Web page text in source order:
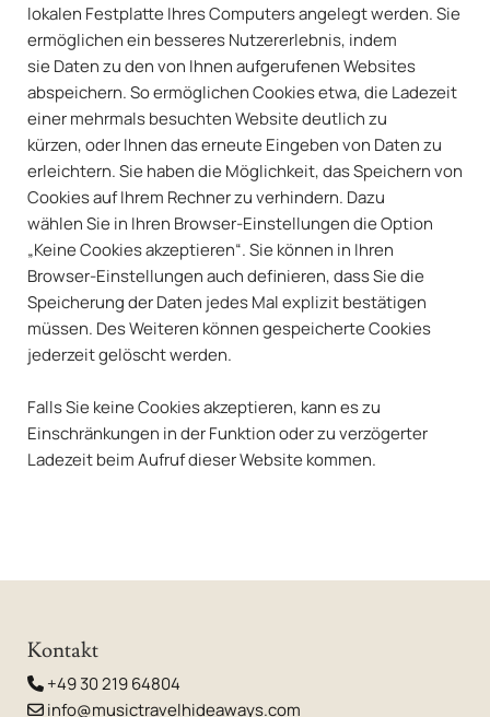
lokalen Festplatte Ihres Computers angelegt werden. Sie
ermöglichen ein besseres Nutzererlebnis, indem
sie Daten zu den von Ihnen aufgerufenen Websites
abspeichern. So ermöglichen Cookies etwa, die Ladezeit
einer mehrmals besuchten Website deutlich zu
kürzen, oder Ihnen das erneute Eingeben von Daten zu
erleichtern. Sie haben die Möglichkeit, das Speichern von
Cookies auf Ihrem Rechner zu verhindern. Dazu
wählen Sie in Ihren Browser-Einstellungen die Option
„Keine Cookies akzeptieren“. Sie können in Ihren
Browser-Einstellungen auch definieren, dass Sie die
Speicherung der Daten jedes Mal explizit bestätigen
müssen. Des Weiteren können gespeicherte Cookies
jederzeit gelöscht werden.
Falls Sie keine Cookies akzeptieren, kann es zu
Einschränkungen in der Funktion oder zu verzögerter
Ladezeit beim Aufruf dieser Website kommen.
Kontakt
 +49 30 219 64804
 info@musictravelhideaways.com